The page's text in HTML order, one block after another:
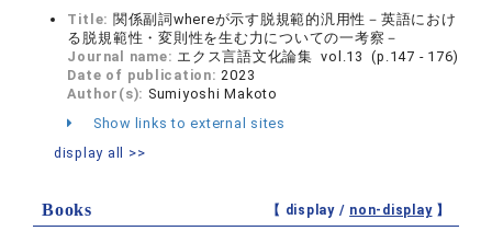
Title: 関係副詞whereが示す脱規範的汎用性－英語におけ
る脱規範性・変則性を生む力についての一考察－
Journal name: エクス言語文化論集 vol.13 (p.147 - 176)
Date of publication:2023
Author(s): Sumiyoshi Makoto
Show links to external sites
display all >>
Books 【 display / non-display】